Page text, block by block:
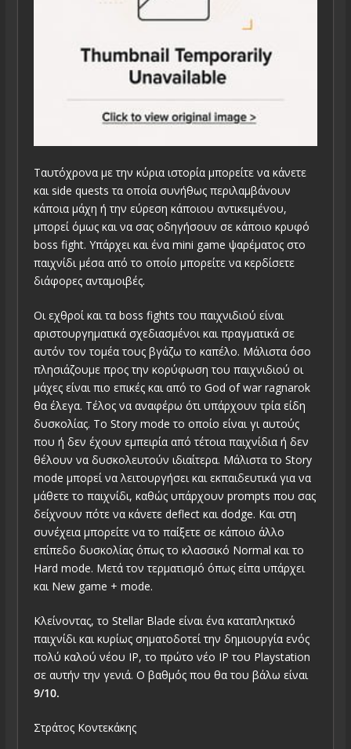
Ταυτόχρονα με την κύρια ιστορία μπορείτε να κάνετε
και side quests τα οποία συνήθως περιλαμβάνουν
κάποια μάχη ή την εύρεση κάποιου αντικειμένου,
μπορεί όμως και να σας οδηγήσουν σε κάποιο κρυφό
boss fight. Υπάρχει και ένα mini game ψαρέματος στο
παιχνίδι μέσα από το οποίο μπορείτε να κερδίσετε
διάφορες ανταμοιβές.
Οι εχθροί και τα boss fights του παιχνιδιού είναι
αριστουργηματικά σχεδιασμένοι και πραγματικά σε
αυτόν τον τομέα τους βγάζω το καπέλο. Μάλιστα όσο
πλησιάζουμε προς την κορύφωση του παιχνιδιού οι
μάχες είναι πιο επικές και από το God of war ragnarok
θα έλεγα. Τέλος να αναφέρω ότι υπάρχουν τρία είδη
δυσκολίας. Το Story mode το οποίο είναι γι αυτούς
που ή δεν έχουν εμπειρία από τέτοια παιχνίδια ή δεν
θέλουν να δυσκολευτούν ιδιαίτερα. Μάλιστα το Story
mode μπορεί να λειτουργήσει και εκπαιδευτικά για να
μάθετε το παιχνίδι, καθώς υπάρχουν prompts που σας
δείχνουν πότε να κάνετε deflect και dodge. Και στη
συνέχεια μπορείτε να το παίξετε σε κάποιο άλλο
επίπεδο δυσκολίας όπως το κλασσικό Normal και το
Hard mode. Μετά τον τερματισμό όπως είπα υπάρχει
και New game + mode.
Κλείνοντας, το Stellar Blade είναι ένα καταπληκτικό
παιχνίδι και κυρίως σηματοδοτεί την δημιουργία ενός
πολύ καλού νέου IP, το πρώτο νέο IP του Playstation
σε αυτήν την γενιά. Ο βαθμός που θα του βάλω είναι
9/10.
Στράτος Κοντεκάκης